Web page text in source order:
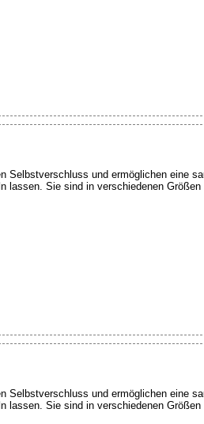
Selbstverschluss und ermöglichen eine
Sie sind in verschiedenen Größen
Selbstverschluss und ermöglichen eine
Sie sind in verschiedenen Größen